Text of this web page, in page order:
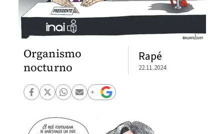
Organismo
nocturno
Rapé
22.11.2024